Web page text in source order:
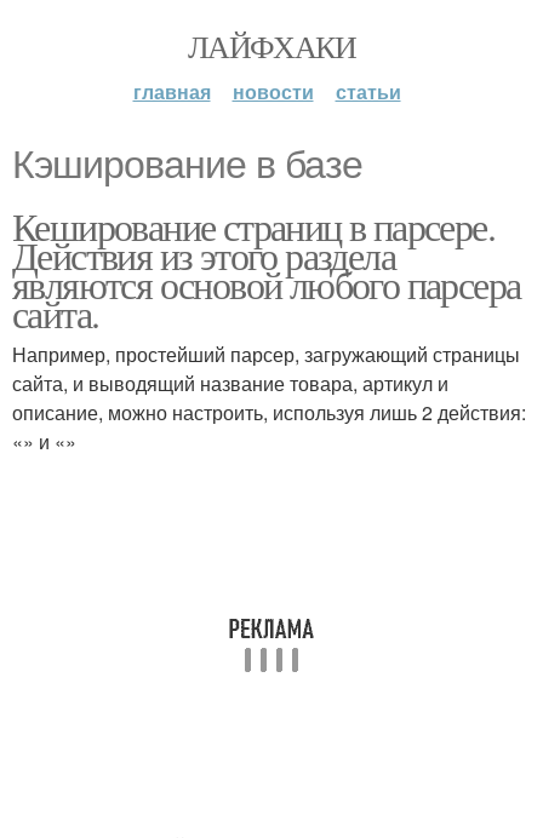
ЛАЙФХАКИ
главная новости статьи
Кэширование в базе
Кеширование страниц в парсере.
Действия из этого раздела
являются основой любого парсера
сайта.
Например, простейший парсер, загружающий страницы
сайта, и выводящий название товара, артикул и
описание, можно настроить, используя лишь 2 действия:
«» и «»